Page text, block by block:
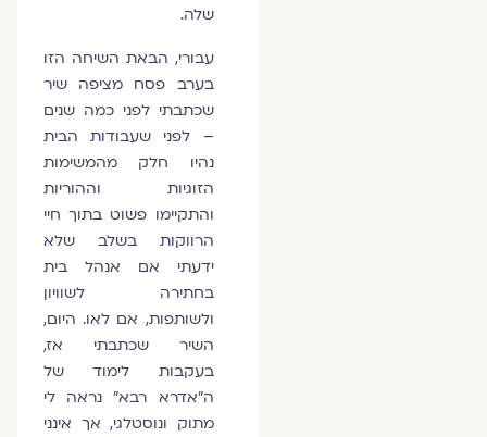
שלה.
עבורי, הבאת השיחה הזו
בערב פסח מציפה שיר
שכתבתי לפני כמה שנים
– לפני שעבודות הבית
נהיו חלק מהמשימות
הזוגיות וההוריות
והתקיימו פשוט בתוך חיי
הרווקות בשלב שלא
ידעתי אם אנהל בית
בחתירה לשוויון
ולשותפות, אם לאו. היום,
השיר שכתבתי אז,
בעקבות לימוד של
ה״אדרא רבא״ נראה לי
מתוק ונוסטלגי, אך אינני